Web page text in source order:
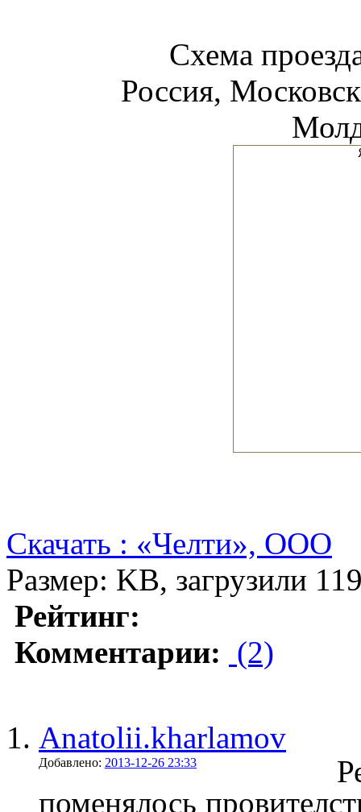
Схема
Россия,
Скачать : «Челти», ООО
Размер: KB, загрузили
Рейтинг:
Комментарии: (2)
Anatolii.kharlamov
Добавлено: 2013-12-26 23:33
поменялось